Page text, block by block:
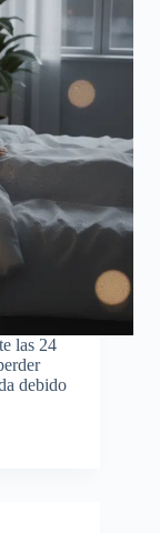
las 24
debido